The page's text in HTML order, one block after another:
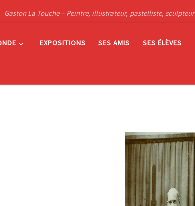
Gaston La Touche – Peintre, illustrateur, pastelliste, sculpteur
EXPOSITIONS SES AMIS SES ÉLÈVES